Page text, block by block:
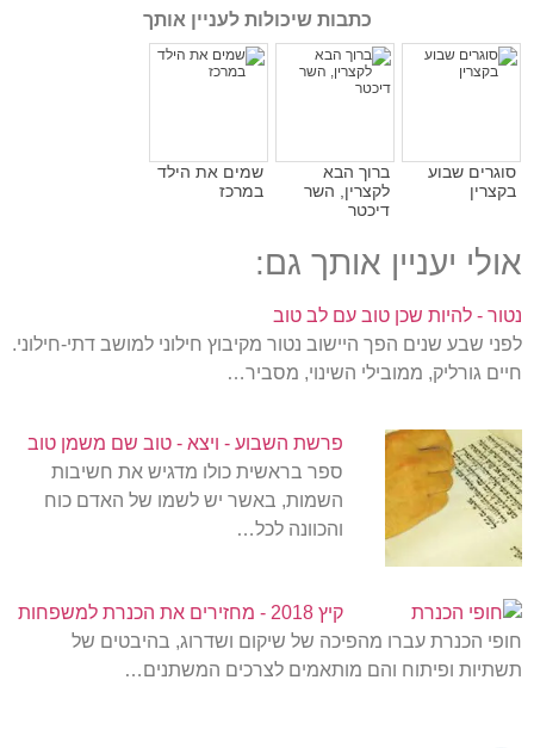
כתבות שיכולות לעניין אותך
סוגרים שבוע
בקצרין
ברוך הבא
לקצרין, השר
דיכטר
שמים את הילד
במרכז
אולי יעניין אותך גם:
נטור - להיות שכן טוב עם לב טוב
לפני שבע שנים הפך היישוב נטור מקיבוץ חילוני למושב דתי-חילוני.
חיים גורליק, ממובילי השינוי, מסביר…
פרשת השבוע - ויצא - טוב שם משמן טוב
ספר בראשית כולו מדגיש את חשיבות
השמות, באשר יש לשמו של האדם כוח
והכוונה לכל…
קיץ 2018 - מחזירים את הכנרת למשפחות
חופי הכנרת עברו מהפיכה של שיקום ושדרוג, בהיבטים של
תשתיות ופיתוח והם מותאמים לצרכים המשתנים…